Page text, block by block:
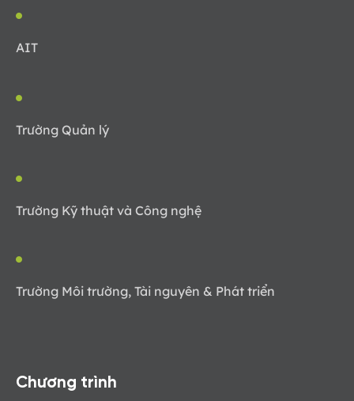
AIT
Trường Quản lý
Trường Kỹ thuật và Công nghệ
Trường Môi trường, Tài nguyên & Phát triển
Chương trình